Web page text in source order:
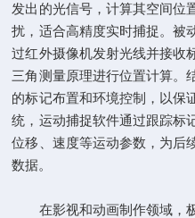
发出的光信号，计算其空间位
扰，适合高精度实时捕捉。被
过红外摄像机发射光线并接收
三角测量原理进行位置计算。
的标记布置和环境控制，以保
统，运动捕捉软件通过跟踪标
位移、速度等运动参数，为后
数据。
在影视和动画制作领域，